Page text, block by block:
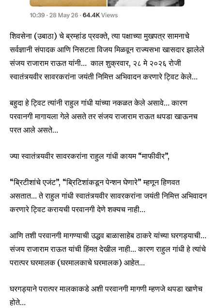
शिवसेना (उबाठा) चे ब्रम्हांड प्रवक्ते, त्या पक्षाच्या मुखपत्र सामनाचे
सर्वज्ञानी संपादक आणि निसटता विजय मिळवून राज्यसभा खासदार झालेले
संजय राजाराम राऊत यांनी… काल शुक्रवार, २८ मे २०२६ रोजी
स्वातंत्र्यवीर सावरकरांना जयंती निमित्त अभिवादन करणारे ट्विट केले…
बहुदा हे ट्विट त्यांनी राहुल गांधी यांच्या नकळत केले असावे… कारण
परवानगी मागायला गेले असते तर संजय राजाराम राऊत थपडा खाऊनच
परत आले असते…
ज्या स्वातंत्र्यवीर सावरकरांना राहुल गांधी कायम “माफीवीर”,
“ब्रिटीशांचे एजंट”, “ब्रिटिशांकडून पेन्शन घेणारे” म्हणून हिणवत
असतात… ते राहुल गांधी स्वातंत्र्यवीर सावरकरांना जयंती निमित्त अभिवादन
करणारे ट्विट करायची परवानगी देणे शक्यच नाही…
आणि तशी परवानगी मागण्याची उद्धव बाळासाहेब ठाकरे यांच्या घरगड्याची…
संजय राजाराम राऊत यांची हिंमत देखील नाही… कारण राहुल गांधी हे त्यांचे
परात्पर घरमालक (घरमालकाचे घरमालक) आहेत…
घरगड्याने परात्पर मालकाकडे अशी परवानगी मागणी म्हणजे थपडा खाणेच
होते…